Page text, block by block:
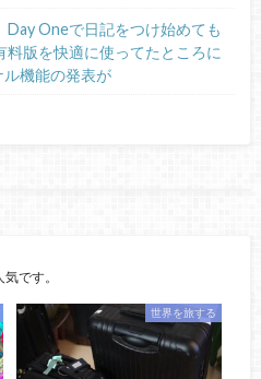
Day Oneで日記をつけ始めても
版を快適に使ってたところに
機能の発表が
です。
世界を旅する